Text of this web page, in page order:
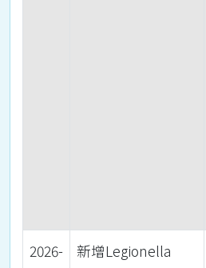
2026-
新增Legionella